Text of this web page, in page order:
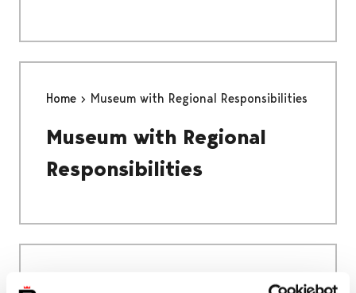
Home Museum with Regional Responsibilities
Museum with Regional
Responsibilities